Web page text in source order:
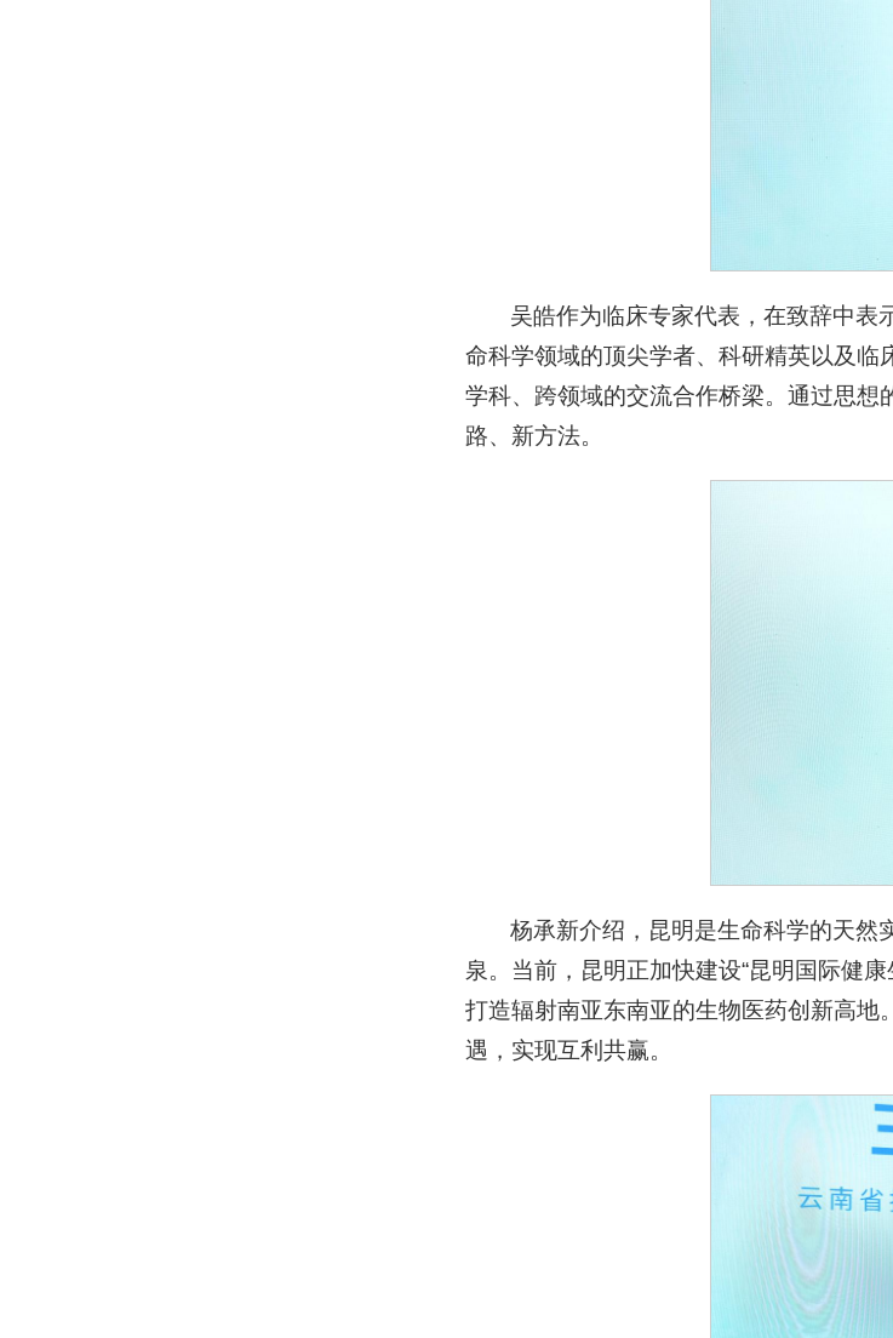
吴皓作为临床专家代表，在致辞中表
命科学领域的顶尖学者、科研精英以及
学科、跨领域的交流合作桥梁。通过思
路、新方法。
杨承新介绍，昆明是生命科学的天然
泉。当前，昆明正加快建设“昆明国际健
打造辐射南亚东南亚的生物医药创新高
遇，实现互利共赢。